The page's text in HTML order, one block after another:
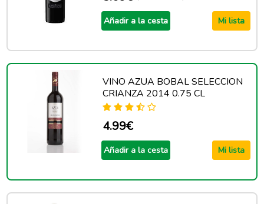
Añadir a la cesta Mi lista
VINO AZUA BOBAL SELECCION
CRIANZA 2014 0.75 CL
4.99€
Añadir a la cesta Mi lista